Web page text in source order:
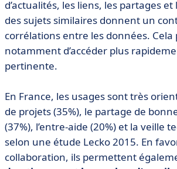
d’actualités, les liens, les partages
des sujets similaires donnent un
corrélations entre les données.
notamment d’accéder plus
pertinente.
En France, les usages sont très
de projets (35%), le partage de
(37%), l’entre-aide (20%) et la veille
selon une étude Lecko 2015. En
collaboration, ils permettent